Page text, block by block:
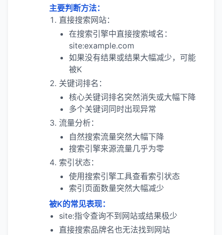
主要判断方法：
直接搜索网站：
在搜索引擎中直接搜索域名：
site:example.com
如果没有结果或结果大幅减少，可能
被K
关键词排名：
核心关键词排名突然消失或大幅下降
多个关键词同时出现异常
流量分析：
自然搜索流量突然大幅下降
搜索引擎来源流量几乎为零
索引状态：
使用搜索引擎工具查看索引状态
索引页面数量突然大幅减少
被K的常见表现：
site:指令查询不到网站或结果极少
直接搜索品牌名也无法找到网站